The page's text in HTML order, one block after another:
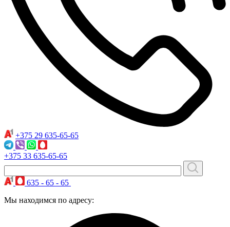
+375 29 635-65-65
+375 33 635-65-65
635 - 65 - 65
Мы находимся по адресу: